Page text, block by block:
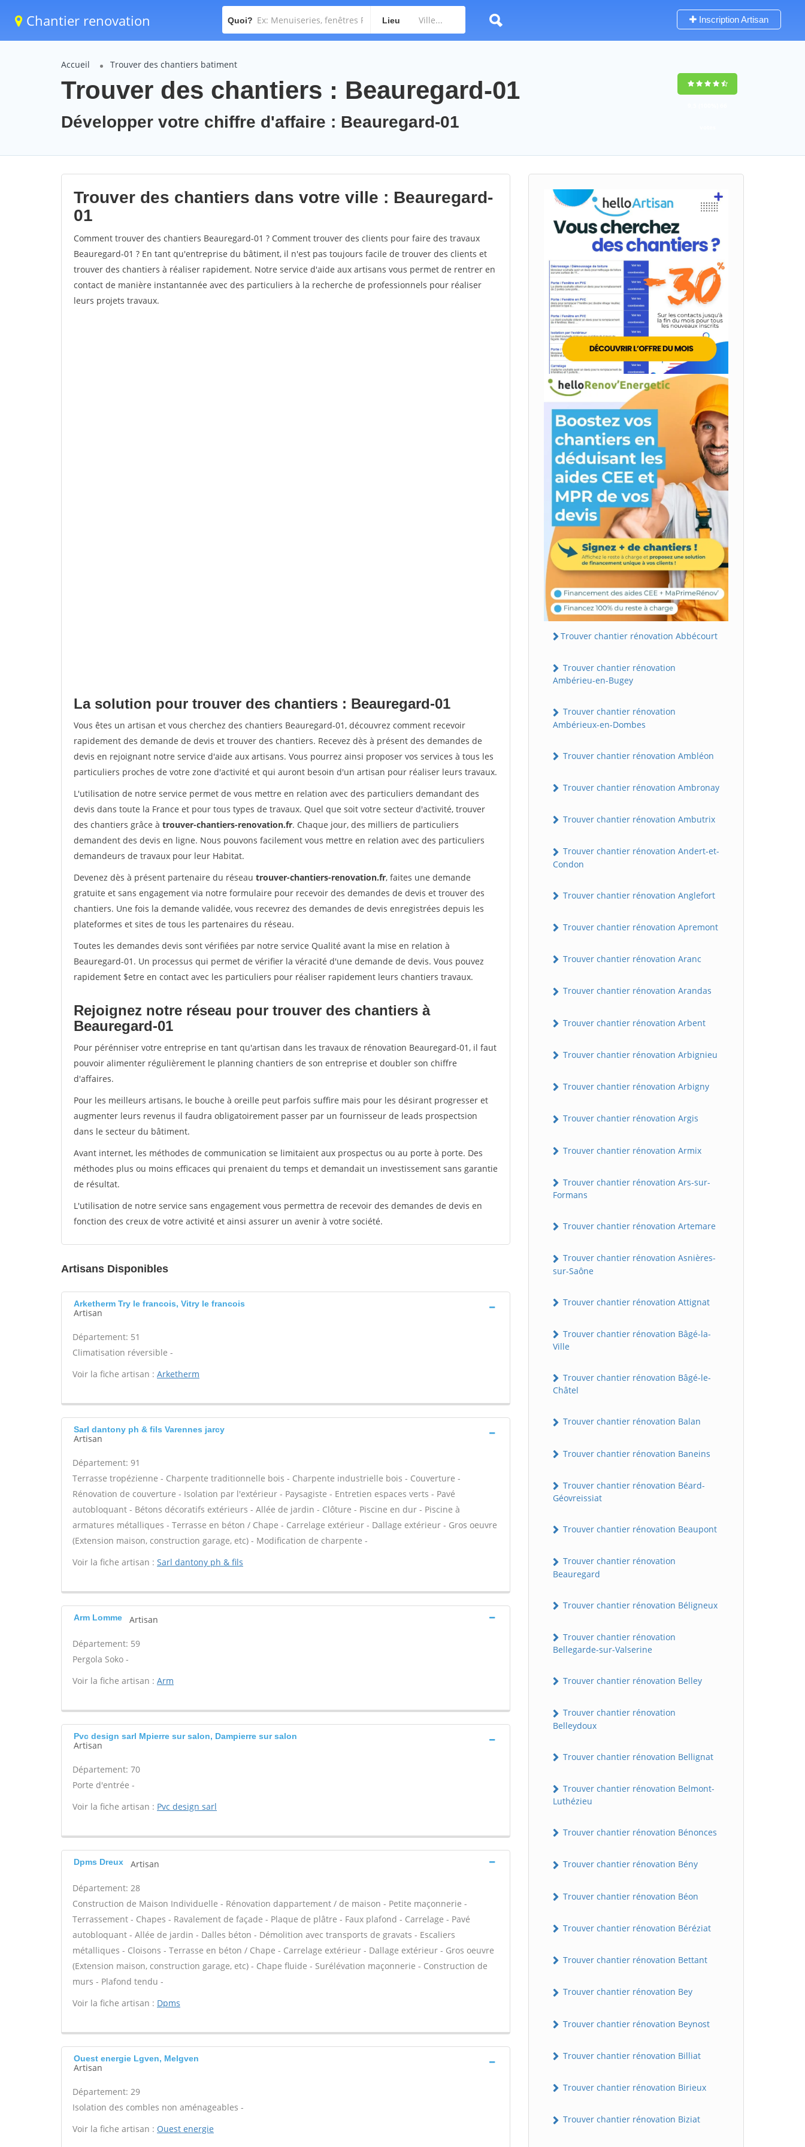
Chantier renovation Quoi? Lieu Inscription Artisan
Accueil Trouver des chantiers batiment
Trouver des chantiers : Beauregard-01
Développer votre chiffre d'affaire : Beauregard-01
Trouver des chantiers dans votre ville : Beauregard-
01
Comment trouver des chantiers Beauregard-01 ? Comment trouver des clients pour faire des travaux
Beauregard-01 ? En tant qu'entreprise du bâtiment, il n'est pas toujours facile de trouver des clients et
trouver des chantiers à réaliser rapidement. Notre service d'aide aux artisans vous permet de rentrer en
contact de manière instantannée avec des particuliers à la recherche de professionnels pour réaliser
leurs projets travaux.
La solution pour trouver des chantiers : Beauregard-01
Vous êtes un artisan et vous cherchez des chantiers Beauregard-01, découvrez comment recevoir
rapidement des demande de devis et trouver des chantiers. Recevez dès à présent des demandes de
devis en rejoignant notre service d'aide aux artisans. Vous pourrez ainsi proposer vos services à tous les
particuliers proches de votre zone d'activité et qui auront besoin d'un artisan pour réaliser leurs travaux.
L'utilisation de notre service permet de vous mettre en relation avec des particuliers demandant des
devis dans toute la France et pour tous types de travaux. Quel que soit votre secteur d'activité, trouver
des chantiers grâce à trouver-chantiers-renovation.fr. Chaque jour, des milliers de particuliers
demandent des devis en ligne. Nous pouvons facilement vous mettre en relation avec des particuliers
demandeurs de travaux pour leur Habitat.
Devenez dès à présent partenaire du réseau trouver-chantiers-renovation.fr, faites une demande
gratuite et sans engagement via notre formulaire pour recevoir des demandes de devis et trouver des
chantiers. Une fois la demande validée, vous recevrez des demandes de devis enregistrées depuis les
plateformes et sites de tous les partenaires du réseau.
Toutes les demandes devis sont vérifiées par notre service Qualité avant la mise en relation à
Beauregard-01. Un processus qui permet de vérifier la véracité d'une demande de devis. Vous pouvez
rapidement $etre en contact avec les particuliers pour réaliser rapidement leurs chantiers travaux.
Rejoignez notre réseau pour trouver des chantiers à
Beauregard-01
Pour pérénniser votre entreprise en tant qu'artisan dans les travaux de rénovation Beauregard-01, il faut
pouvoir alimenter régulièrement le planning chantiers de son entreprise et doubler son chiffre
d'affaires.
Pour les meilleurs artisans, le bouche à oreille peut parfois suffire mais pour les désirant progresser et
augmenter leurs revenus il faudra obligatoirement passer par un fournisseur de leads prospectsion
dans le secteur du bâtiment.
Avant internet, les méthodes de communication se limitaient aux prospectus ou au porte à porte. Des
méthodes plus ou moins efficaces qui prenaient du temps et demandait un investissement sans garantie
de résultat.
L'utilisation de notre service sans engagement vous permettra de recevoir des demandes de devis en
fonction des creux de votre activité et ainsi assurer un avenir à votre société.
Artisans Disponibles
Arketherm Try le francois, Vitry le francois
Artisan
Département: 51
Climatisation réversible -
Voir la fiche artisan : Arketherm
Sarl dantony ph & fils Varennes jarcy
Artisan
Département: 91
Terrasse tropézienne - Charpente traditionnelle bois - Charpente industrielle bois - Couverture -
Rénovation de couverture - Isolation par l'extérieur - Paysagiste - Entretien espaces verts - Pavé
autobloquant - Bétons décoratifs extérieurs - Allée de jardin - Clôture - Piscine en dur - Piscine à
armatures métalliques - Terrasse en béton / Chape - Carrelage extérieur - Dallage extérieur - Gros oeuvre
(Extension maison, construction garage, etc) - Modification de charpente -
Voir la fiche artisan : Sarl dantony ph & fils
Arm Lomme Artisan
Département: 59
Pergola Soko -
Voir la fiche artisan : Arm
Pvc design sarl Mpierre sur salon, Dampierre sur salon
Artisan
Département: 70
Porte d'entrée -
Voir la fiche artisan : Pvc design sarl
Dpms Dreux Artisan
Département: 28
Construction de Maison Individuelle - Rénovation dappartement / de maison - Petite maçonnerie -
Terrassement - Chapes - Ravalement de façade - Plaque de plâtre - Faux plafond - Carrelage - Pavé
autobloquant - Allée de jardin - Dalles béton - Démolition avec transports de gravats - Escaliers
métalliques - Cloisons - Terrasse en béton / Chape - Carrelage extérieur - Dallage extérieur - Gros oeuvre
(Extension maison, construction garage, etc) - Chape fluide - Surélévation maçonnerie - Construction de
murs - Plafond tendu -
Voir la fiche artisan : Dpms
Ouest energie Lgven, Melgven
Artisan
Département: 29
Isolation des combles non aménageables -
Voir la fiche artisan : Ouest energie
Trouver chantier rénovation Abbécourt
Trouver chantier rénovation
Ambérieu-en-Bugey
Trouver chantier rénovation
Ambérieux-en-Dombes
Trouver chantier rénovation Ambléon
Trouver chantier rénovation Ambronay
Trouver chantier rénovation Ambutrix
Trouver chantier rénovation Andert-et-
Condon
Trouver chantier rénovation Anglefort
Trouver chantier rénovation Apremont
Trouver chantier rénovation Aranc
Trouver chantier rénovation Arandas
Trouver chantier rénovation Arbent
Trouver chantier rénovation Arbignieu
Trouver chantier rénovation Arbigny
Trouver chantier rénovation Argis
Trouver chantier rénovation Armix
Trouver chantier rénovation Ars-sur-
Formans
Trouver chantier rénovation Artemare
Trouver chantier rénovation Asnières-
sur-Saône
Trouver chantier rénovation Attignat
Trouver chantier rénovation Bâgé-la-
Ville
Trouver chantier rénovation Bâgé-le-
Châtel
Trouver chantier rénovation Balan
Trouver chantier rénovation Baneins
Trouver chantier rénovation Béard-
Géovreissiat
Trouver chantier rénovation Beaupont
Trouver chantier rénovation
Beauregard
Trouver chantier rénovation Béligneux
Trouver chantier rénovation
Bellegarde-sur-Valserine
Trouver chantier rénovation Belley
Trouver chantier rénovation
Belleydoux
Trouver chantier rénovation Bellignat
Trouver chantier rénovation Belmont-
Luthézieu
Trouver chantier rénovation Bénonces
Trouver chantier rénovation Bény
Trouver chantier rénovation Béon
Trouver chantier rénovation Béréziat
Trouver chantier rénovation Bettant
Trouver chantier rénovation Bey
Trouver chantier rénovation Beynost
Trouver chantier rénovation Billiat
Trouver chantier rénovation Birieux
Trouver chantier rénovation Biziat